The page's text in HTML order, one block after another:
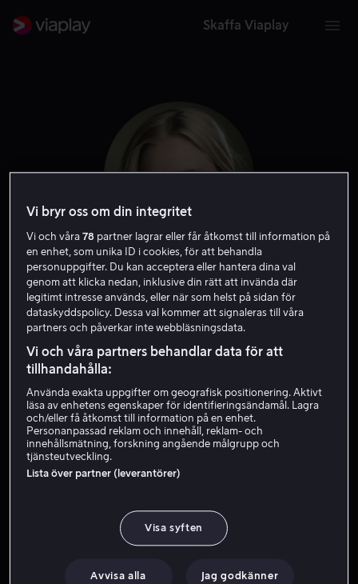
Skaffa Viaplay
Vera Vitali
Skådespelare
Vi bryr oss om din integritet
Vi och våra78 partner lagrar eller får åtkomst till information på
en enhet, som unika ID i cookies, för att behandla
personuppgifter. Du kan acceptera eller hantera dina val
genom att klicka nedan, inklusive din rätt att invända där
legitimt intresse används, eller när som helst på sidan för
dataskyddspolicy. Dessa val kommer att signaleras till våra
partners och påverkar inte webbläsningsdata.
Vi och våra partners behandlar data för att
tillhandahålla:
Använda exakta uppgifter om geografisk positionering. Aktivt
läsa av enhetens egenskaper för identifieringsändamål. Lagra
och/eller få åtkomst till information på en enhet.
Personanpassad reklam och innehåll, reklam- och
innehållsmätning, forskning angående målgrupp och
tjänsteutveckling.
Lista över partner (leverantörer)
Visa syften
Avvisa alla Jag godkänner